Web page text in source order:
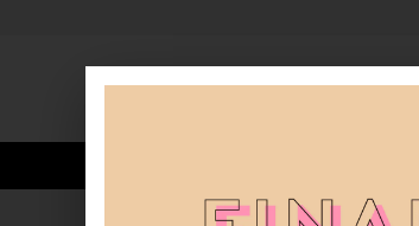
人気ワード セール